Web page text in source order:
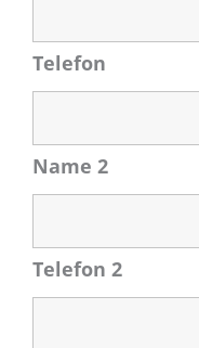
Telefon
Name 2
Telefon 2